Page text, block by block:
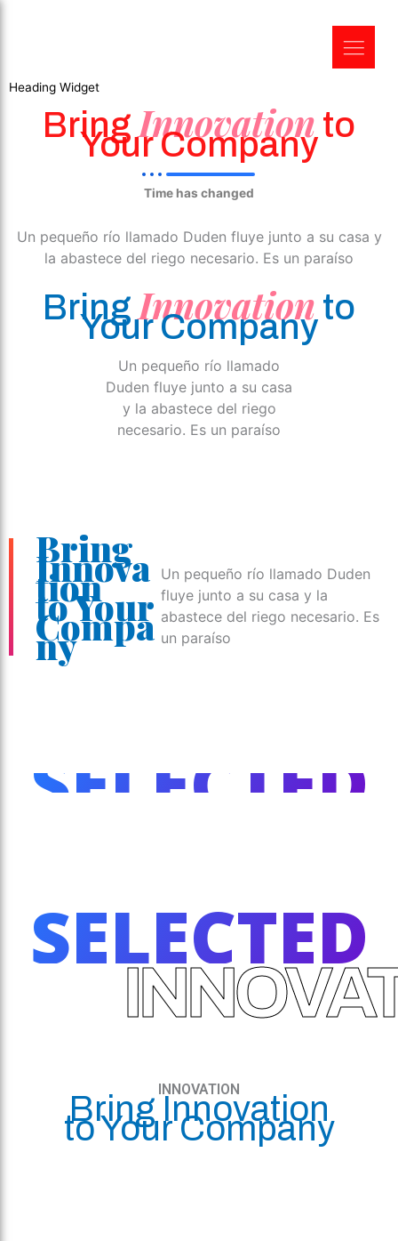
Heading Widget
Bring Innovation to
Your Company
Time has changed
Un pequeño río llamado Duden fluye junto a su casa y
la abastece del riego necesario. Es un paraíso
Bring Innovation to
Your Company
Un pequeño río llamado
Duden fluye junto a su casa
y la abastece del riego
necesario. Es un paraíso
Bring
Innova
tion
to Your
Compa
ny
Un pequeño río llamado Duden
fluye junto a su casa y la
abastece del riego necesario. Es
un paraíso
SELECTED
SELECTED
INNOVATION
Bring Innovation
to Your Company